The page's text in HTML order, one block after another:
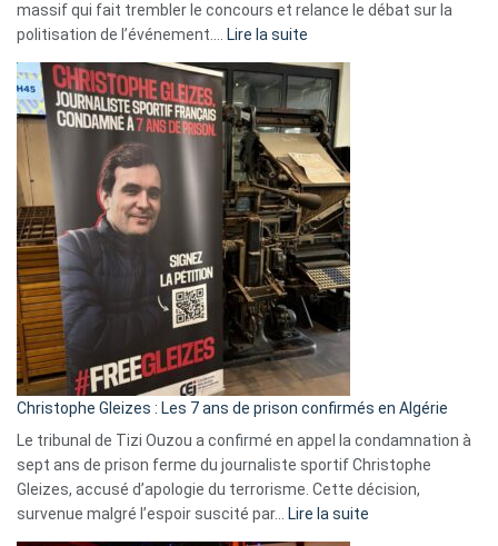
massif qui fait trembler le concours et relance le débat sur la
politisation de l’événement.… Lire la suite
Eurovision
2026
:
Pays-
Bas,
Espagne,
Irlande
et
Slovénie
rejettent
la
présence
d’Israël
Christophe Gleizes : Les 7 ans de prison confirmés en Algérie
Le tribunal de Tizi Ouzou a confirmé en appel la condamnation à
sept ans de prison ferme du journaliste sportif Christophe
Gleizes, accusé d’apologie du terrorisme. Cette décision,
survenue malgré l’espoir suscité par… Lire la suite